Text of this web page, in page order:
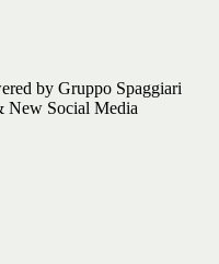
by Gruppo Spaggiari
New Social Media